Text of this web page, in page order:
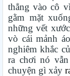
thẳng vào cô
gằm mặt
những vết
vò cái mảnh
nghiêm khắc
ra chơi nó
chuyện gì xảy